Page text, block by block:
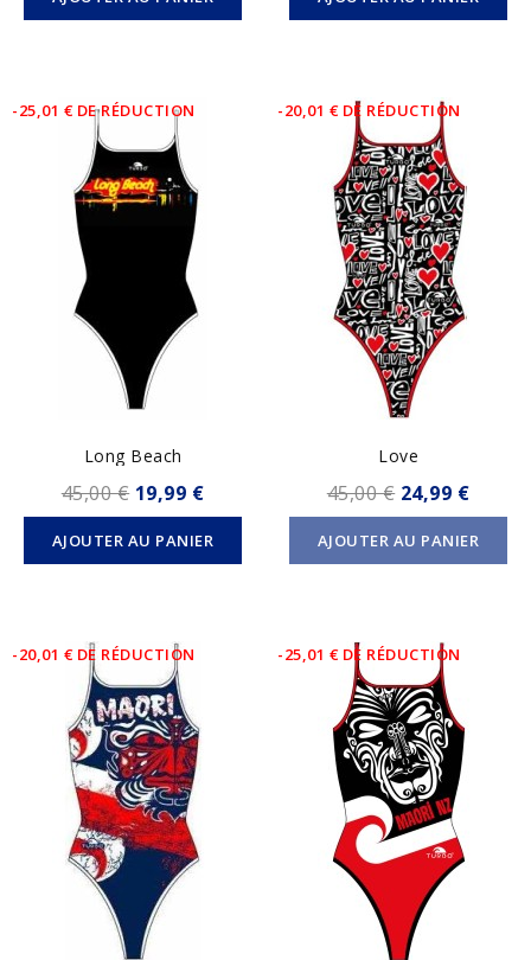
-25,01 € DE RÉDUCTION
Long Beach
45,00 € 19,99 €
AJOUTER AU PANIER
-20,01 € DE RÉDUCTION
Love
45,00 € 24,99 €
AJOUTER AU PANIER
-20,01 € DE RÉDUCTION -25,01 € DE RÉDUCTION